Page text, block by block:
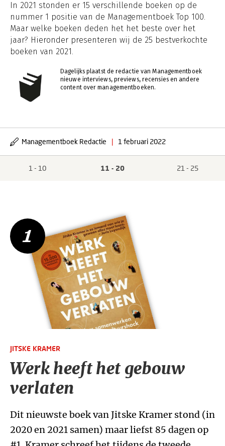
In 2021 stonden er 15 verschillende boeken op de
nummer 1 positie van de Managementboek Top 100.
Maar welke boeken deden het het beste over het
jaar? Hieronder presenteren wij de 25 bestverkochte
boeken van 2021.
Dagelijks plaatst de redactie van Managementboek
nieuwe interviews, previews, recensies en andere
content over managementboeken.
Managementboek Redactie | 1 februari 2022
1 - 10 11 - 20 21 - 25
1
JITSKE KRAMER
Werk heeft het gebouw
verlaten
Dit nieuwste boek van Jitske Kramer stond (in
2020 en 2021 samen) maar liefst 85 dagen op